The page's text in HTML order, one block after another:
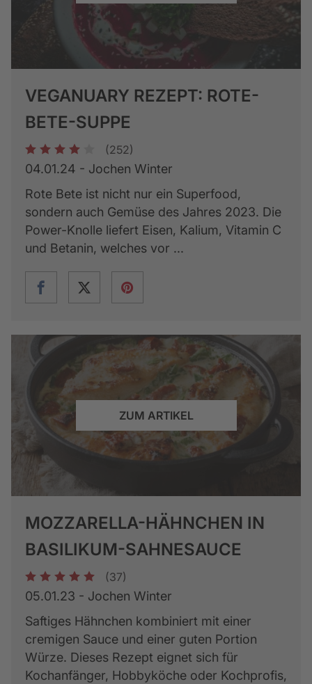
VEGANUARY REZEPT: ROTE-
BETE-SUPPE
1 2 3 4 (252)
04.01.24 - Jochen Winter
Rote Bete ist nicht nur ein Superfood,
sondern auch Gemüse des Jahres 2023. Die
Power-Knolle liefert Eisen, Kalium, Vitamin C
und Betanin, welches vor ...
ZUM ARTIKEL
MOZZARELLA-HÄHNCHEN IN
BASILIKUM-SAHNESAUCE
1 2 3 4 5 (37)
05.01.23 - Jochen Winter
Saftiges Hähnchen kombiniert mit einer
cremigen Sauce und einer guten Portion
Würze. Dieses Rezept eignet sich für
Kochanfänger, Hobbyköche oder Kochprofis,